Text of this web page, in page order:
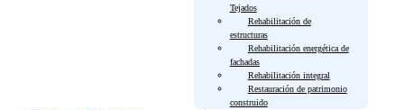
Tejados
Rehabilitación de
estructuras
Rehabilitación energética de
fachadas
Rehabilitación integral
Restauración de patrimonio
construido